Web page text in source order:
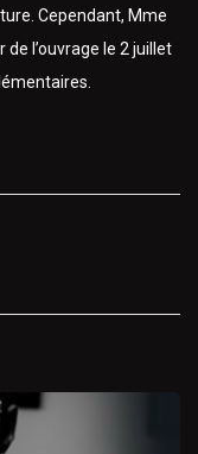
Cependant, Mme
l’ouvrage le 2 juillet